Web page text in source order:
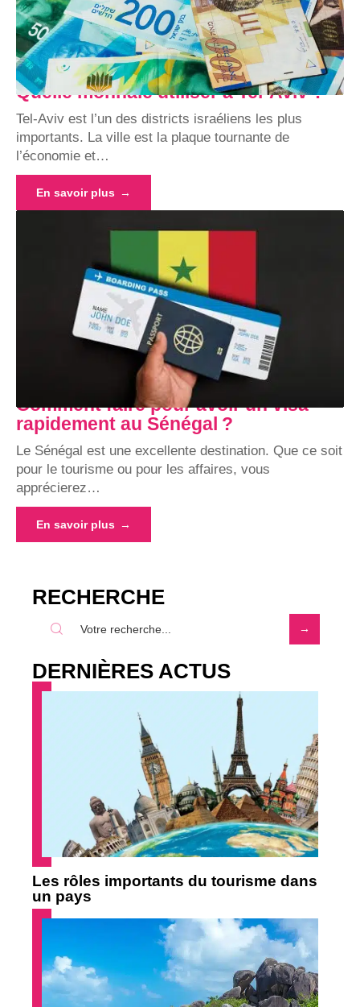
Quelle monnaie utiliser à Tel-Aviv ?
Tel-Aviv est l’un des districts israéliens les plus
importants. La ville est la plaque tournante de
l’économie et…
En savoir plus
Comment faire pour avoir un visa
rapidement au Sénégal ?
Le Sénégal est une excellente destination. Que ce soit
pour le tourisme ou pour les affaires, vous
apprécierez…
En savoir plus
RECHERCHE
DERNIÈRES ACTUS
Les rôles importants du tourisme dans
un pays